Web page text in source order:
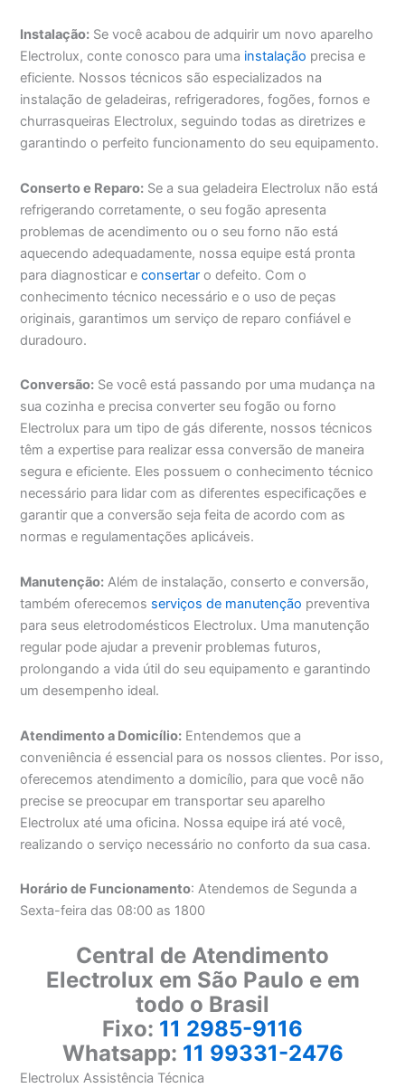
Instalação: Se você acabou de adquirir um novo aparelho
Electrolux, conte conosco para uma instalação precisa e
eficiente. Nossos técnicos são especializados na
instalação de geladeiras, refrigeradores, fogões, fornos e
churrasqueiras Electrolux, seguindo todas as diretrizes e
garantindo o perfeito funcionamento do seu equipamento.
Conserto e Reparo: Se a sua geladeira Electrolux não está
refrigerando corretamente, o seu fogão apresenta
problemas de acendimento ou o seu forno não está
aquecendo adequadamente, nossa equipe está pronta
para diagnosticar econsertar o defeito. Com o
conhecimento técnico necessário e o uso de peças
originais, garantimos um serviço de reparo confiável e
duradouro.
Conversão: Se você está passando por uma mudança na
sua cozinha e precisa converter seu fogão ou forno
Electrolux para um tipo de gás diferente, nossos técnicos
têm a expertise para realizar essa conversão de maneira
segura e eficiente. Eles possuem o conhecimento técnico
necessário para lidar com as diferentes especificações e
garantir que a conversão seja feita de acordo com as
normas e regulamentações aplicáveis.
Manutenção: Além de instalação, conserto e conversão,
também oferecemos serviços de manutenção preventiva
para seus eletrodomésticos Electrolux. Uma manutenção
regular pode ajudar a prevenir problemas futuros,
prolongando a vida útil do seu equipamento e garantindo
um desempenho ideal.
Atendimento a Domicílio: Entendemos que a
conveniência é essencial para os nossos clientes. Por isso,
oferecemos atendimento a domicílio, para que você não
precise se preocupar em transportar seu aparelho
Electrolux até uma oficina. Nossa equipe irá até você,
realizando o serviço necessário no conforto da sua casa.
Horário de Funcionamento: Atendemos de Segunda a
Sexta-feira das 08:00 as 1800
Central de Atendimento
Electrolux em São Paulo e em
todo o Brasil
Fixo: 11 2985-9116
Whatsapp: 11 99331-2476
Electrolux Assistência Técnica